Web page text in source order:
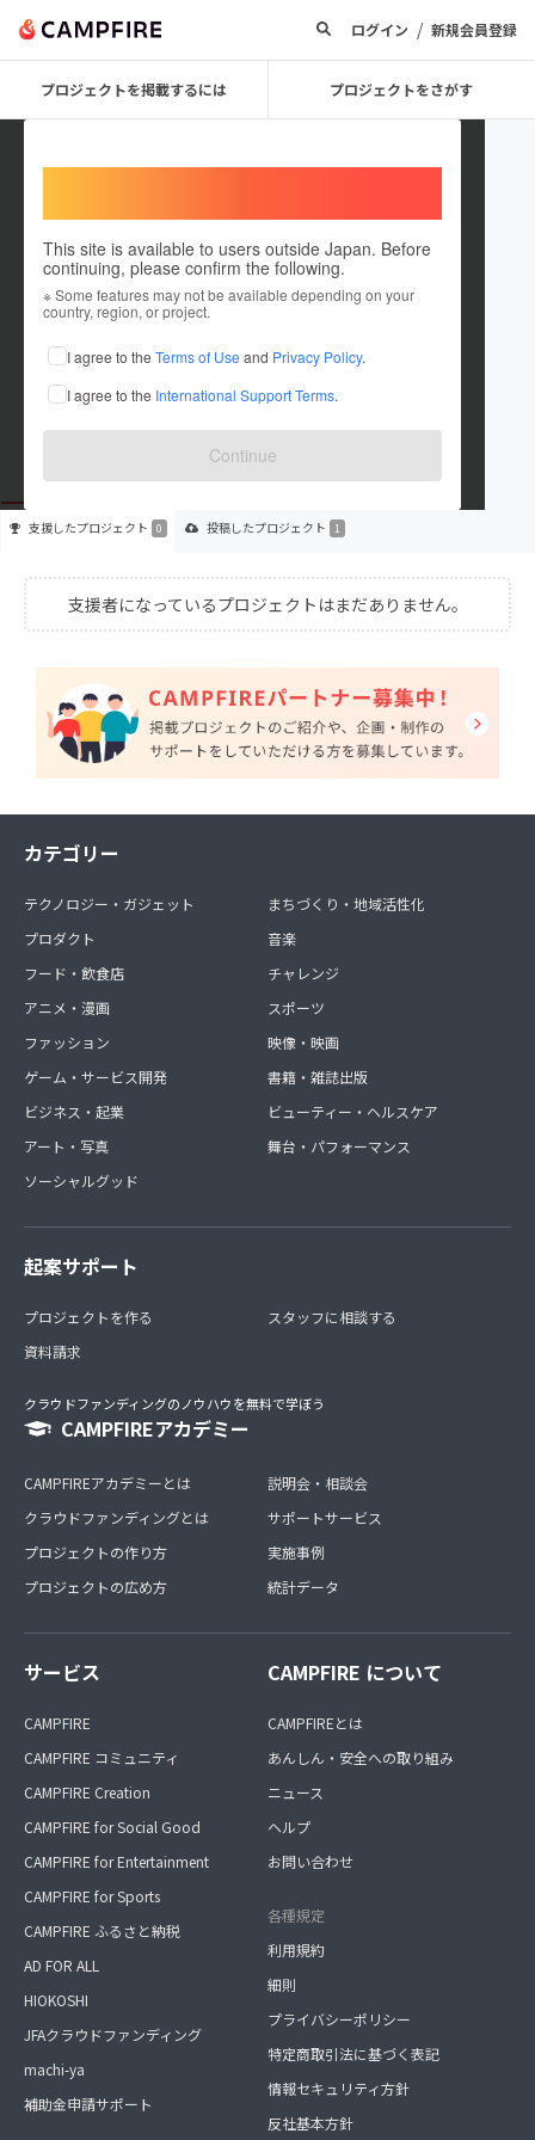
ログイン / 新規会員登録
プロジェクトを掲載するには プロジェクトをさがす
This site is available to users outside Japan. Before
continuing, please confirm the following.
※ Some features may not be available depending on your
country, region, or project.
I agree to the Terms of Use and Privacy Policy.
I agree to the International Support Terms.
Continue
YUI
これまでに1件のプロジェクトを投稿しています
在住国：日本 現在地：山口県
出身国：日本 出身地：未設定
支援したプロジェクト 0 投稿したプロジェクト 1
支援者になっているプロジェクトはまだありません。
カテゴリー
テクノロジー・ガジェット
プロダクト
フード・飲食店
アニメ・漫画
ファッション
ゲーム・サービス開発
ビジネス・起業
アート・写真
ソーシャルグッド
まちづくり・地域活性化
音楽
チャレンジ
スポーツ
映像・映画
書籍・雑誌出版
ビューティー・ヘルスケア
舞台・パフォーマンス
起案サポート
プロジェクトを作る
資料請求
スタッフに相談する
クラウドファンディングのノウハウを無料で学ぼう
CAMPFIREアカデミー
CAMPFIREアカデミーとは
クラウドファンディングとは
プロジェクトの作り方
プロジェクトの広め方
説明会・相談会
サポートサービス
実施事例
統計データ
サービス
CAMPFIRE
CAMPFIRE コミュニティ
CAMPFIRE Creation
CAMPFIRE for Social Good
CAMPFIRE for Entertainment
CAMPFIRE for Sports
CAMPFIRE ふるさと納税
AD FOR ALL
HIOKOSHI
JFAクラウドファンディング
machi-ya
補助金申請サポート
CAMPFIRE について
CAMPFIREとは
あんしん・安全への取り組み
ニュース
ヘルプ
お問い合わせ
各種規定
利用規約
細則
プライバシーポリシー
特定商取引法に基づく表記
情報セキュリティ方針
反社基本方針